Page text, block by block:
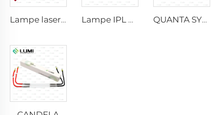
Lampe laser au xénon L2021-7×65×130 mm Lampe IPL P2021-7×65×130 mm QUANTA SYSTEM